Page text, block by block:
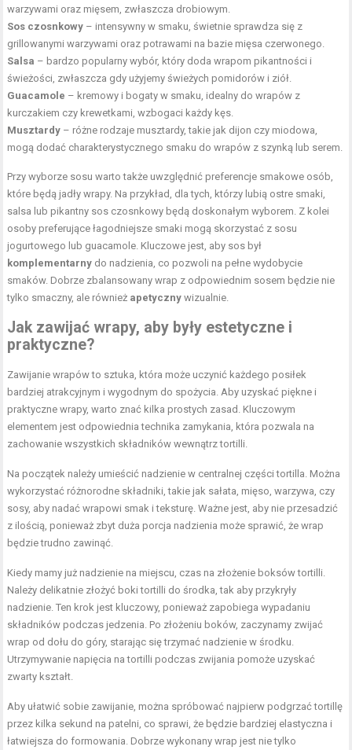
warzywami oraz mięsem, zwłaszcza drobiowym.
Sos czosnkowy – intensywny w smaku, świetnie sprawdza się z
grillowanymi warzywami oraz potrawami na bazie mięsa czerwonego.
Salsa – bardzo popularny wybór, który doda wrapom pikantności i
świeżości, zwłaszcza gdy użyjemy świeżych pomidorów i ziół.
Guacamole – kremowy i bogaty w smaku, idealny do wrapów z
kurczakiem czy krewetkami, wzbogaci każdy kęs.
Musztardy – różne rodzaje musztardy, takie jak dijon czy miodowa,
mogą dodać charakterystycznego smaku do wrapów z szynką lub serem.
Przy wyborze sosu warto także uwzględnić preferencje smakowe osób,
które będą jadły wrapy. Na przykład, dla tych, którzy lubią ostre smaki,
salsa lub pikantny sos czosnkowy będą doskonałym wyborem. Z kolei
osoby preferujące łagodniejsze smaki mogą skorzystać z sosu
jogurtowego lub guacamole. Kluczowe jest, aby sos był
komplementarny do nadzienia, co pozwoli na pełne wydobycie
smaków. Dobrze zbalansowany wrap z odpowiednim sosem będzie nie
tylko smaczny, ale również apetyczny wizualnie.
Jak zawijać wrapy, aby były estetyczne i
praktyczne?
Zawijanie wrapów to sztuka, która może uczynić każdego posiłek
bardziej atrakcyjnym i wygodnym do spożycia. Aby uzyskać piękne i
praktyczne wrapy, warto znać kilka prostych zasad. Kluczowym
elementem jest odpowiednia technika zamykania, która pozwala na
zachowanie wszystkich składników wewnątrz tortilli.
Na początek należy umieścić nadzienie w centralnej części tortilla. Można
wykorzystać różnorodne składniki, takie jak sałata, mięso, warzywa, czy
sosy, aby nadać wrapowi smak i teksturę. Ważne jest, aby nie przesadzić
z ilością, ponieważ zbyt duża porcja nadzienia może sprawić, że wrap
będzie trudno zawinąć.
Kiedy mamy już nadzienie na miejscu, czas na złożenie boksów tortilli.
Należy delikatnie złożyć boki tortilli do środka, tak aby przykryły
nadzienie. Ten krok jest kluczowy, ponieważ zapobiega wypadaniu
składników podczas jedzenia. Po złożeniu boków, zaczynamy zwijać
wrap od dołu do góry, starając się trzymać nadzienie w środku.
Utrzymywanie napięcia na tortilli podczas zwijania pomoże uzyskać
zwarty kształt.
Aby ułatwić sobie zawijanie, można spróbować najpierw podgrzać tortillę
przez kilka sekund na patelni, co sprawi, że będzie bardziej elastyczna i
łatwiejsza do formowania. Dobrze wykonany wrap jest nie tylko